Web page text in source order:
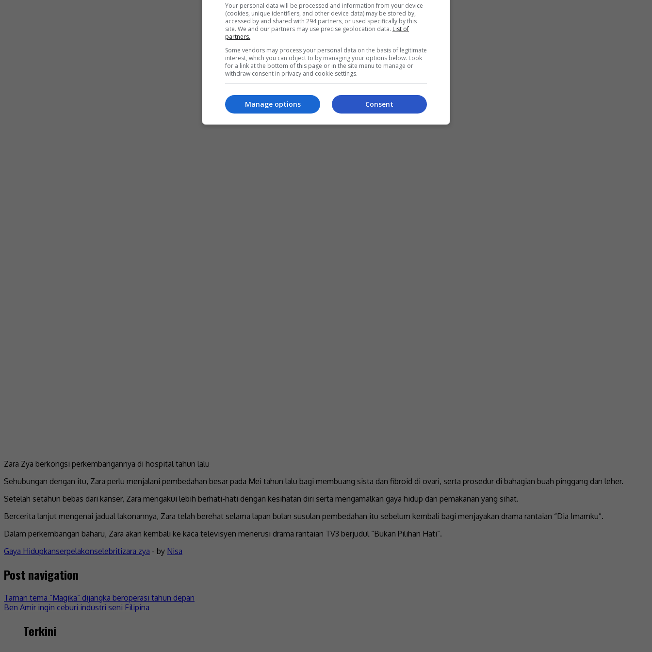
Zara Zya berkongsi perkembangannya di hospital tahun lalu
Sehubungan dengan itu, Zara perlu menjalani pembedahan besar pada Mei tahun lalu bagi membuang sista dan fibroid di ovari, serta prosedur di bahagian buah pinggang dan leher.
Setelah setahun bebas dari kanser, Zara mengakui lebih berhati-hati dengan kesihatan diri serta mengamalkan gaya hidup dan pemakanan yang sihat.
Bercerita lanjut mengenai jadual lakonannya, Zara telah berehat selama lapan bulan susulan pembedahan itu sebelum kembali bagi menjayakan drama rantaian “Dia Imamku”.
Dalam perkembangan baharu, Zara akan kembali ke kaca televisyen menerusi drama rantaian TV3 berjudul “Bukan Pilihan Hati”.
Gaya Hidupkanserpelakonselebritizara zya - by Nisa
Post navigation
Taman tema “Magika” dijangka beroperasi tahun depan
Ben Amir ingin ceburi industri seni Filipina
Terkini
Your personal data will be processed and information from your device
(cookies, unique identifiers, and other device data) may be stored by,
accessed by and shared with 294 partners, or used specifically by this
site. We and our partners may use precise geolocation data. List of
partners.
Some vendors may process your personal data on the basis of legitimate
interest, which you can object to by managing your options below. Look
for a link at the bottom of this page or in the site menu to manage or
withdraw consent in privacy and cookie settings.
Consent
Manage options